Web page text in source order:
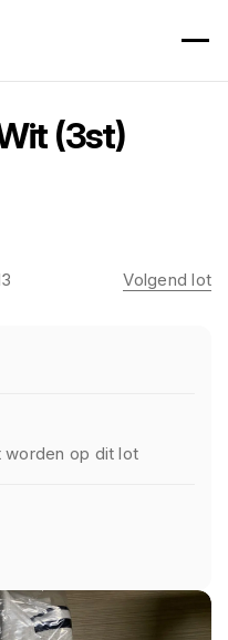
(3st)
Volgend lot
worden op dit lot